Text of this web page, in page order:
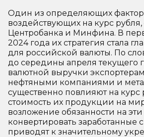
Один из определяющих
воздействующих на курс
Центробанка и Минфина. В
2024 года их стратегия стала
для российской валюты. По
до середины апреля текущего
валютной выручки
нефтяными компаниями и
существенно повлияют на курс
стоимость их продукции на
возложение обязанности на
конвертировать заработанные
приводят к значительному